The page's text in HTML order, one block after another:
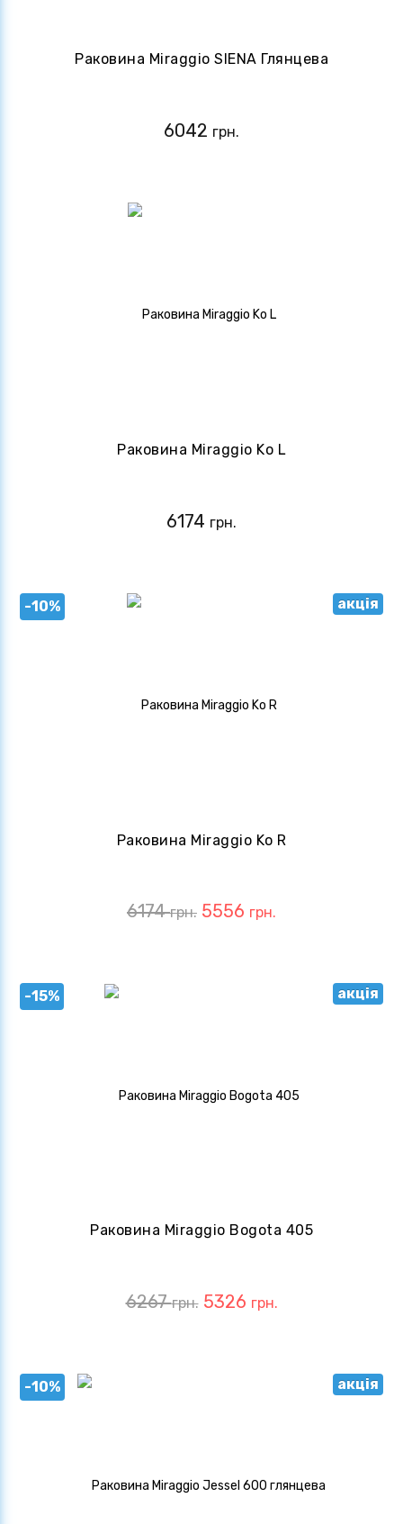
Раковина Miraggio SIENA Глянцева
6042 грн.
Раковина Miraggio Ko L
6174 грн.
-10% акція
Раковина Miraggio Ko R
6174грн. 5556 грн.
-15% акція
Раковина Miraggio Bogota 405
6267грн. 5326 грн.
-10% акція